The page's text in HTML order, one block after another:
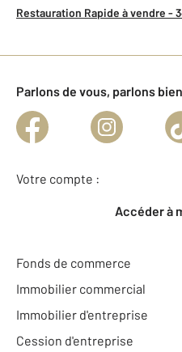
Restauration Rapide à vendre -
Parlons de vous, parlons
Votre compte :
Accéder à
Fonds de commerce
Immobilier commercial
Immobilier d'entreprise
Cession d'entreprise